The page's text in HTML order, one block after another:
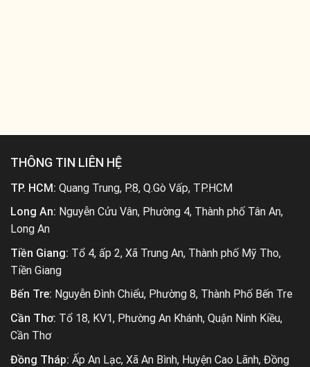
THÔNG TIN LIÊN HỆ
TP. HCM: Quang Trung, P.8, Q.Gò Vấp, TP.HCM
Long An: Nguyễn Cửu Vân, Phường 4, Thành phố Tân An,
Long An
Tiền Giang: Tổ 4, ấp 2, Xã Trung An, Thành phố Mỹ Tho,
Tiền Giang
Bến Tre: Nguyễn Đình Chiểu, Phường 8, Thành Phố Bến Tre
Cần Thơ: Tổ 18, KV1, Phường An Khánh, Quận Ninh Kiều,
Cần Thơ
Đồng Tháp: Ấp An Lạc, Xã An Bình, Huyện Cao Lãnh, Đồng